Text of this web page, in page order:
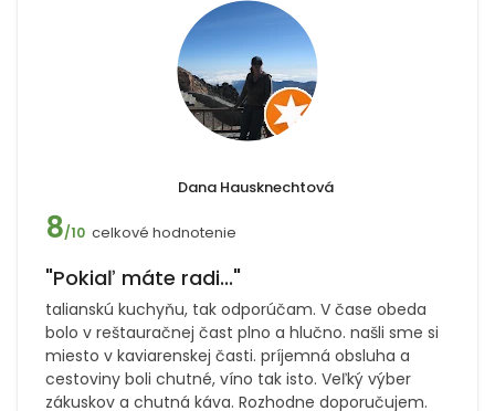
Dana Hausknechtová
8/10 celkové hodnotenie
"Pokiaľ máte radi..."
talianskú kuchyňu, tak odporúčam. V čase obeda
bolo v reštauračnej čast plno a hlučno. našli sme si
miesto v kaviarenskej časti. príjemná obsluha a
cestoviny boli chutné, víno tak isto. Veľký výber
zákuskov a chutná káva. Rozhodne doporučujem.